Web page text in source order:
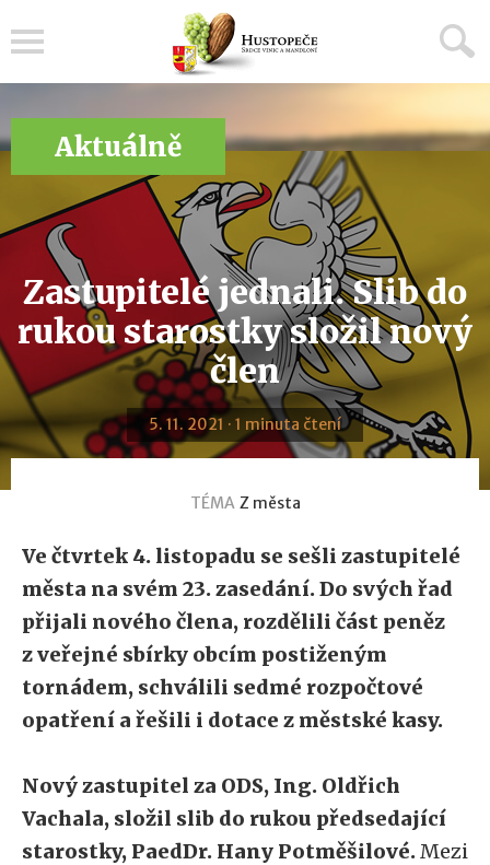
Aktuálně
Zastupitelé jednali. Slib do
rukou starostky složil nový
člen
5. 11. 2021 · 1 minuta čtení
TÉMA Z města
Ve čtvrtek 4. listopadu se sešli zastupitelé
města na svém 23. zasedání. Do svých řad
přijali nového člena, rozdělili část peněz
z veřejné sbírky obcím postiženým
tornádem, schválili sedmé rozpočtové
opatření a řešili i dotace z městské kasy.
Nový zastupitel za ODS, Ing. Oldřich
Vachala, složil slib do rukou předsedající
starostky, PaedDr. Hany Potměšilové.Mezi